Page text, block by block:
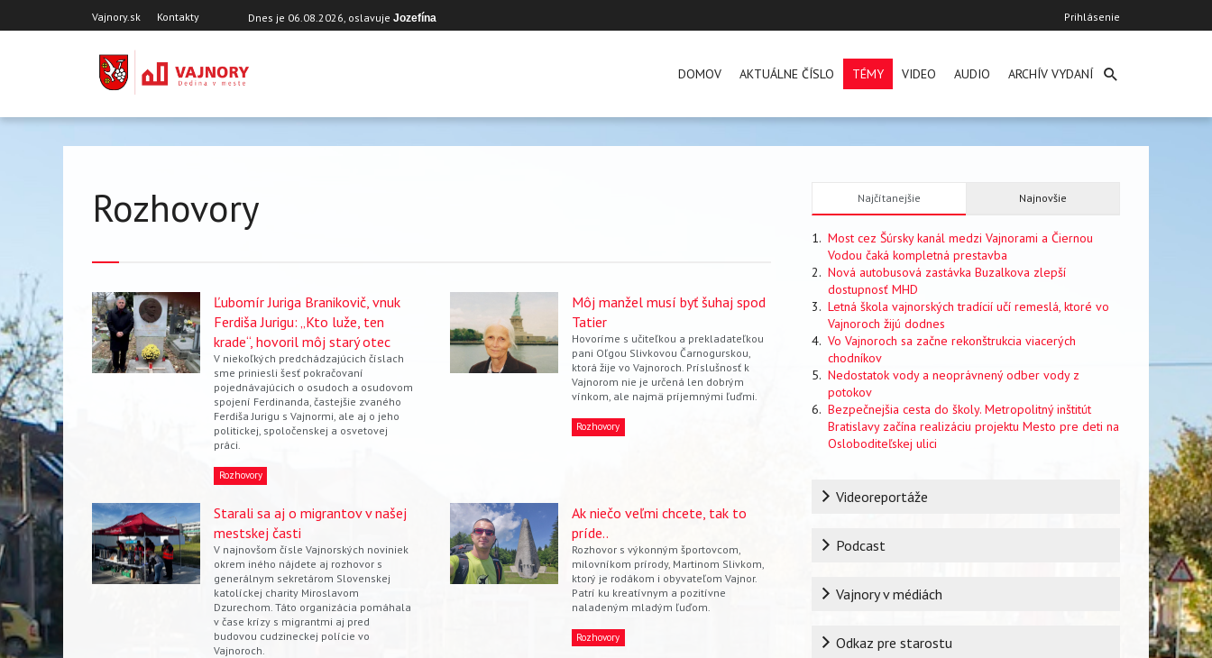
na
Hlavička
Vajnory.sk Kontakty Dnes je 06.08.2026 , oslavuje Jozefína
User
account
Prihlásenie
DOMOV AKTUÁLNE ČÍSLO TÉMY VIDEO AUDIO ARCHÍV VYDANÍ
Rozhovory
Ľubomír Juriga Branikovič, vnuk
Ferdiša Jurigu: „Kto luže, ten
krade“, hovoril môj starý otec
V niekoľkých predchádzajúcich číslach
sme priniesli šesť pokračovaní
pojednávajúcich o osudoch a osudovom
spojení Ferdinanda, častejšie zvaného
Ferdiša Jurigu s Vajnormi, ale aj o jeho
politickej, spoločenskej a osvetovej
práci.
Rozhovory
Môj manžel musí byť šuhaj spod
Tatier
Hovoríme s učiteľkou a prekladateľkou
pani Oľgou Slivkovou Čarnogurskou,
ktorá žije vo Vajnoroch. Príslušnosť k
Vajnorom nie je určená len dobrým
vínkom, ale najmä príjemnými ľuďmi.
Rozhovory
Starali sa aj o migrantov v našej
mestskej časti
V najnovšom čísle Vajnorských noviniek
okrem iného nájdete aj rozhovor s
generálnym sekretárom Slovenskej
katolíckej charity Miroslavom
Dzurechom. Táto organizácia pomáhala
v čase krízy s migrantmi aj pred
budovou cudzineckej polície vo
Vajnoroch.
Ak niečo veľmi chcete, tak to
príde..
Rozhovor s výkonným športovcom,
milovníkom prírody, Martinom Slivkom,
ktorý je rodákom i obyvateľom Vajnor.
Patrí ku kreatívnym a pozitívne
naladeným mladým ľuďom.
Rozhovory
Najčítanejšie Najnovšie
Most cez Šúrsky kanál medzi Vajnorami a Čiernou
Vodou čaká kompletná prestavba
Nová autobusová zastávka Buzalkova zlepší
dostupnosť MHD
Letná škola vajnorských tradícií učí remeslá, ktoré vo
Vajnoroch žijú dodnes
Vo Vajnoroch sa začne rekonštrukcia viacerých
chodníkov
Nedostatok vody a neoprávnený odber vody z
potokov
Bezpečnejšia cesta do školy. Metropolitný inštitút
Bratislavy začína realizáciu projektu Mesto pre deti na
Osloboditeľskej ulici
RubrikaVideoreportáže
Podcast
Vajnory v médiách
Odkaz pre starostu